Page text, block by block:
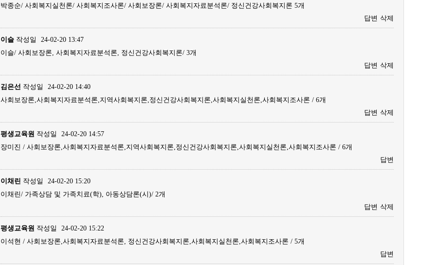
박종순/ 사회복지실천론/ 사회복지조사론/ 사회보장론/ 사회복지자료분석론/ 정신건강사회복지론 5개
답변 삭제
이슬 작성일
24-02-20 13:47
이슬/ 사회보장론, 사회복지자료분석론, 정신건강사회복지론/ 3개
답변 삭제
김은선 작성일
24-02-20 14:40
사회보장론,사회복지자료분석론,지역사회복지론,정신건강사회복지론,사회복지실천론,사회복지조사론 / 6개
답변 삭제
평생교육원 작성일
24-02-20 14:57
장미진 / 사회보장론,사회복지자료분석론,지역사회복지론,정신건강사회복지론,사회복지실천론,사회복지조사론 / 6개
답변
이채린 작성일
24-02-20 15:20
이채린/ 가족상담 및 가족치료(학), 아동상담론(시)/ 2개
답변 삭제
평생교육원 작성일
24-02-20 15:22
이석현 / 사회보장론,사회복지자료분석론, 정신건강사회복지론,사회복지실천론,사회복지조사론 / 5개
답변